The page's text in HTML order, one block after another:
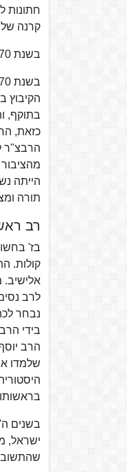
חתונות
קרנה
בשנת 1970 זכה בפרס ישראל לספרות תורנית.
הקיבוץ
בתוקף,
כזאת,
הרבצ"ר
הייתה
תורה
רב
קולות.
אלישיב.
נבחר
בידי
הרב
שלמדו
ישראל,